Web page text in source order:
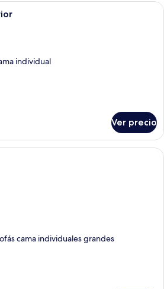
Una habitación de hotel con una
individual
Ver precio
Una sala de estar moderna con un
cama individuales grandes